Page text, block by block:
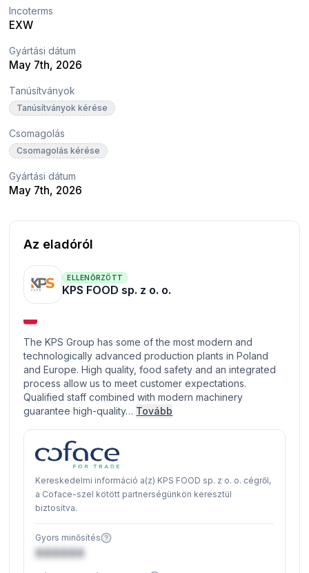
Incoterms
EXW
Gyártási dátum
May 7th, 2026
Tanúsítványok
Tanúsítványok kérése
Csomagolás
Csomagolás kérése
Gyártási dátum
May 7th, 2026
Az eladóról
ELLENŐRZÖTT
KPS FOOD sp. z o. o.
The KPS Group has some of the most modern and
technologically advanced production plants in Poland
and Europe. High quality, food safety and an integrated
process allow us to meet customer expectations.
Qualified staff combined with modern machinery
guarantee high-quality… Tovább
Kereskedelmi információ a(z) KPS FOOD sp. z o. o. cégről,
a Coface-szel kötött partnerségünkön keresztül
biztosítva.
Gyors minősítés
XXXXXX